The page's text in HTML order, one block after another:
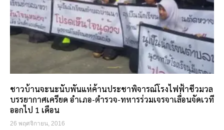
ชาวบ้านจะนะนับพันแห่ค้านประชาพิจารณ์โรงไฟฟ้าชีวมวล
บรรยากาศเครียด อำเภอ-ตำรวจ-ทหารร่วมเจรจาเลื่อนจัดเวที
ออกไป 1 เดือน
26 พฤศจิกายน, 2016